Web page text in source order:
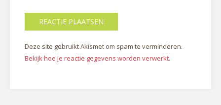
Deze site gebruikt Akismet om spam te verminderen.
Bekijk hoe je reactie gegevens worden verwerkt.